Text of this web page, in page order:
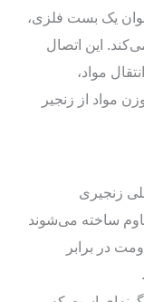
یک بست فلزی،
این اتصال
مواد،
مواد از زنجیر
زنجیری
ساخته می‌شوند
در برابر